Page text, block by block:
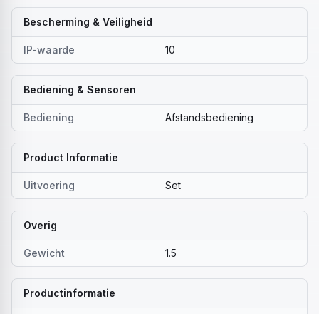
Bescherming & Veiligheid
IP-waarde 10
Bediening & Sensoren
Bediening Afstandsbediening
Product Informatie
Uitvoering Set
Overig
Gewicht 1.5
Productinformatie